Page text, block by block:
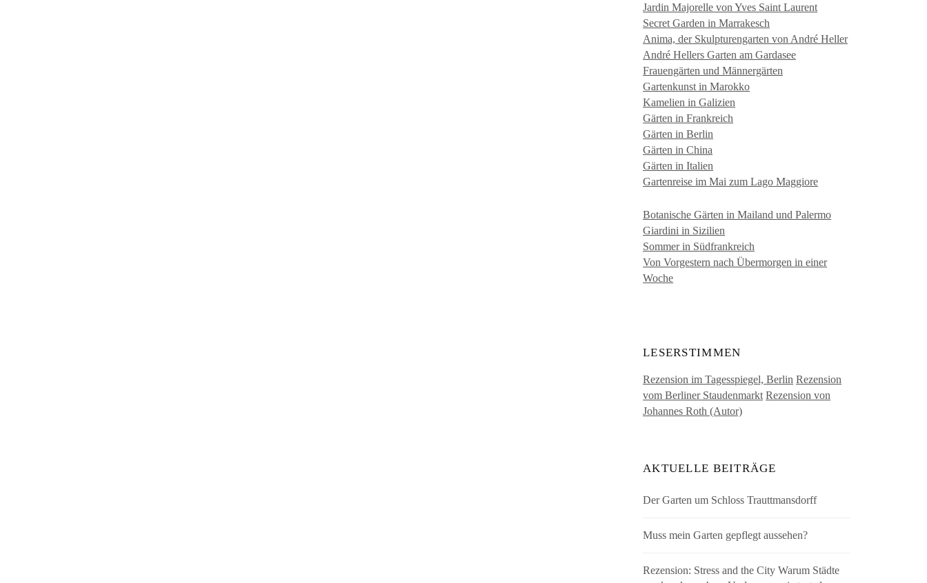
Jardin Majorelle von Yves Saint Laurent
Secret Garden in Marrakesch
Anima, der Skulpturengarten von André Heller
André Hellers Garten am Gardasee
Frauengärten und Männergärten
Gartenkunst in Marokko
Kamelien in Galizien
Gärten in Frankreich
Gärten in Berlin
Gärten in China
Gärten in Italien
Gartenreise im Mai zum Lago Maggiore
Botanische Gärten in Mailand und Palermo
Giardini in Sizilien
Sommer in Südfrankreich
Von Vorgestern nach Übermorgen in einer
Woche
LESERSTIMMEN
Rezension im Tagesspiegel, Berlin Rezension
vom Berliner Staudenmarkt Rezension von
Johannes Roth (Autor)
AKTUELLE BEITRÄGE
Der Garten um Schloss Trauttmansdorff
Muss mein Garten gepflegt aussehen?
Rezension: Stress and the City Warum Städte